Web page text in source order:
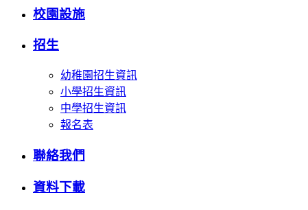
校園設施
招生
幼稚園招生資訊
小學招生資訊
中學招生資訊
報名表
聯絡我們
資料下載